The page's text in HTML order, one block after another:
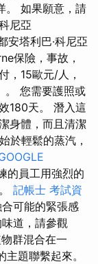
。 如果願意，請
尼亞
安塔利巴·科尼亞
保險，事故，
，15歐元/人，
。 您需要護照或
180天。 潛入這
身體，而且清潔
於輕鬆的蒸汽，
的員工用強烈的
記帳士 考試資
可能的緊張感
道，請參觀
群混合在一
題聯繫起來。